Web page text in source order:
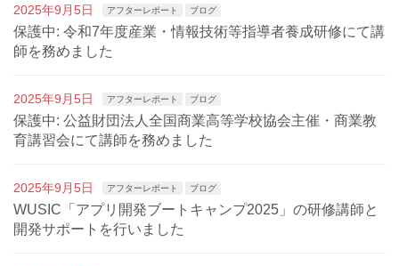
2025年9月5日 アフターレポート ブログ
保護中: 令和7年度産業・情報技術等指導者養成研修にて講
師を務めました
2025年9月5日 アフターレポート ブログ
保護中: 公益財団法人全国商業高等学校協会主催・商業教
育講習会にて講師を務めました
2025年9月5日 アフターレポート ブログ
WUSIC「アプリ開発ブートキャンプ2025」の研修講師と
開発サポートを行いました